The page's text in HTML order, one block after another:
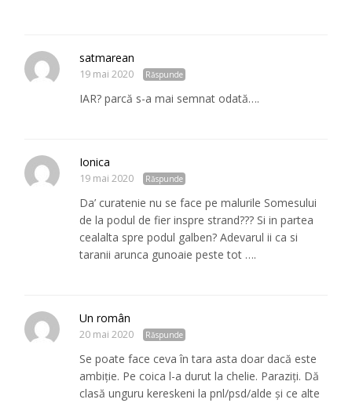
satmarean
19 mai 2020 Răspunde
IAR? parcă s-a mai semnat odată….
Ionica
19 mai 2020 Răspunde
Da’ curatenie nu se face pe malurile Somesului
de la podul de fier inspre strand??? Si in partea
cealalta spre podul galben? Adevarul ii ca si
taranii arunca gunoaie peste tot ….
Un român
20 mai 2020 Răspunde
Se poate face ceva în tara asta doar dacă este
ambiție. Pe coica l-a durut la chelie. Paraziți. Dă
clasă unguru kereskeni la pnl/psd/alde și ce alte